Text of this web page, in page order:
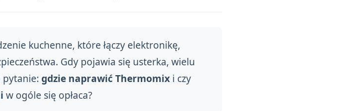
kuchenne, które łączy elektronikę,
Gdy pojawia się usterka, wielu
pytanie: gdzie naprawić Thermomix i czy
w ogóle się opłaca?